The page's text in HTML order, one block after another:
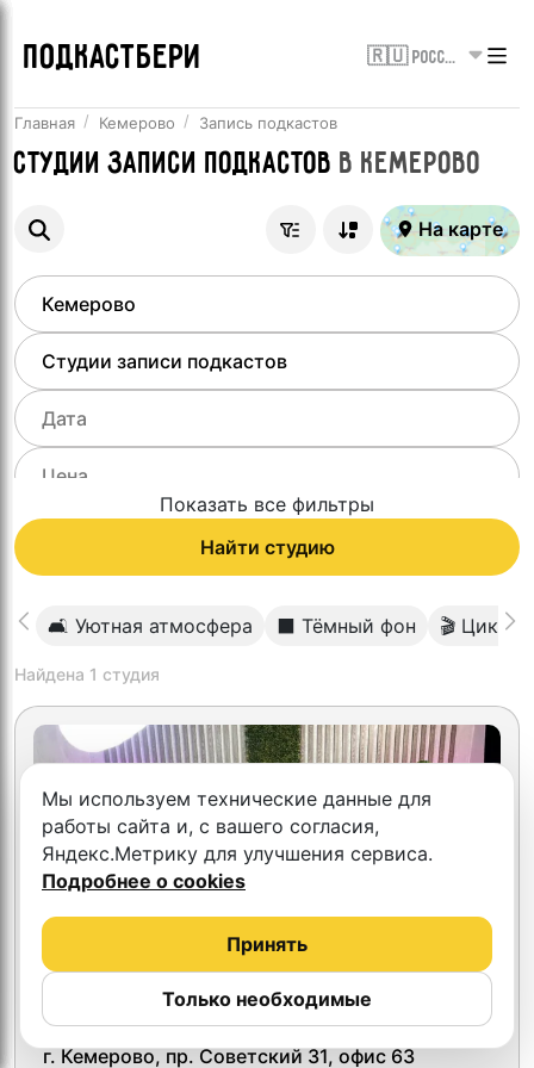
ПОДКАСТБЕРИ 🇷🇺 Россия
Главная Кемерово Запись подкастов
Студии записи подкастов в Кемерово
На карте
Показать все фильтры
Найти студию
🛋 Уютная атмосфера ⬛️ Тёмный фон 🎬
Найдена 1 студия
Лаборатория подкастов
г. Кемерово, пр. Советский 31, офис 63
Мы используем технические данные для
работы сайта и, с вашего согласия,
Яндекс.Метрику для улучшения сервиса.
Подробнее о cookies
Только необходимые
Принять